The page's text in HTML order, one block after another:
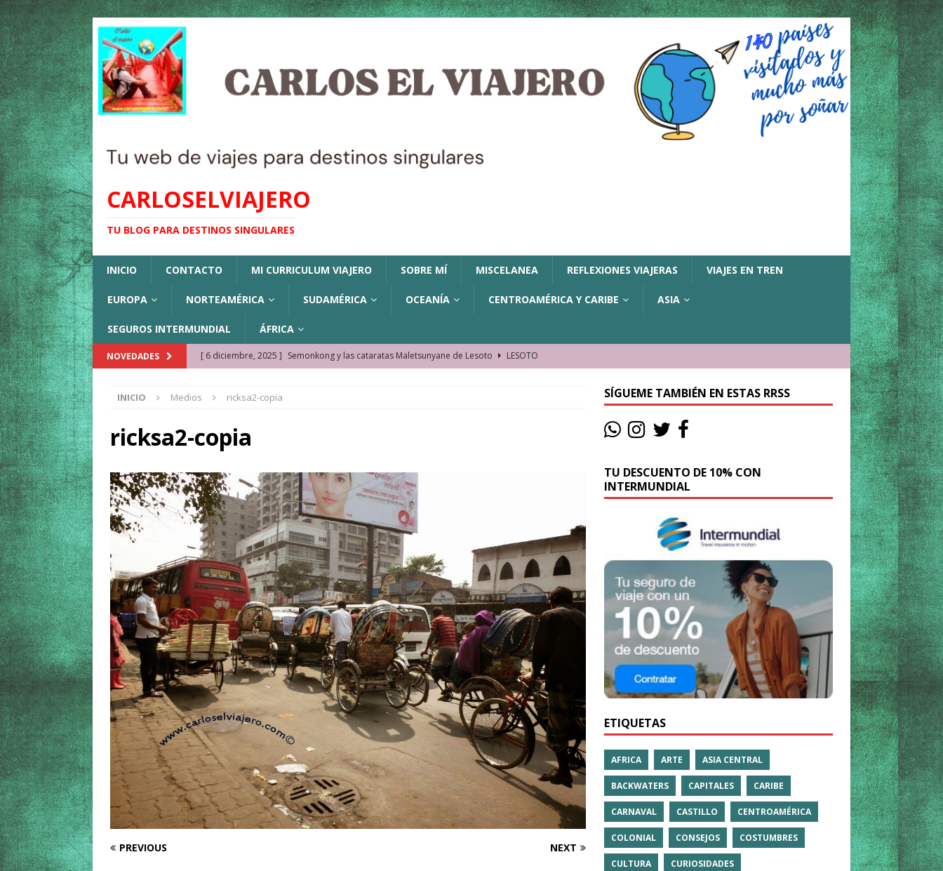
CARLOSELVIAJERO
TU BLOG PARA DESTINOS SINGULARES
INICIO CONTACTO MI CURRICULUM VIAJERO SOBRE MÍ MISCELANEA REFLEXIONES VIAJERAS VIAJES EN TREN
EUROPA NORTEAMÉRICA SUDAMÉRICA OCEANÍA CENTROAMÉRICA Y CARIBE ASIA
SEGUROS INTERMUNDIAL ÁFRICA
NOVEDADES [ 6 diciembre, 2025 ] Semonkong y las cataratas Maletsunyane de Lesoto
LESOTO
KAZAJISTÁN
[ 22 noviembre, 2025 ]
REFLEXIONES VIAJERAS
[ 9 octubre, 2025 ] JAMAICA. La historia de la misteriosa avioneta de la playa
[ 27 septiembre, 2025 ] Cómo moverse en Seychelles de manera sostenible
[ 3 agosto, 2025 ] Qué ver en Manama. La capital de Baréin
[ 15 marzo, 2026 ] Ela Nguema. El barrio más castizo de Malabo GUINEA ECUATORIAL
INICIO Medios ricksa2-copia
ricksa2-copia
PREVIOUS NEXT
SÍGUEME TAMBIÉN EN ESTAS RRSS
TU DESCUENTO DE 10% CON
INTERMUNDIAL
ETIQUETAS
AFRICA ARTE ASIA CENTRAL
BACKWATERS CAPITALES CARIBE
CARNAVAL CASTILLO CENTROAMÉRICA
COLONIAL CONSEJOS COSTUMBRES
CULTURA CURIOSIDADES